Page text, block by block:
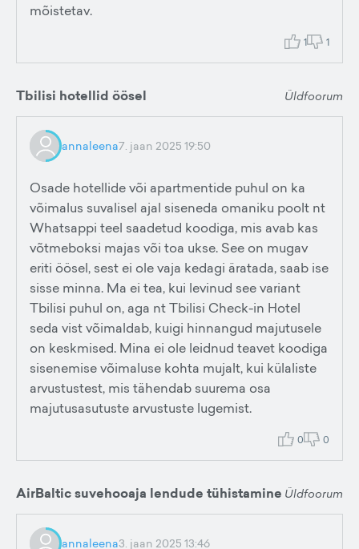
mõistetav.
1 1
Tbilisi hotellid öösel Üldfoorum
annaleena7. jaan 2025 19:50
Osade hotellide või apartmentide puhul on ka
võimalus suvalisel ajal siseneda omaniku poolt nt
Whatsappi teel saadetud koodiga, mis avab kas
võtmeboksi majas või toa ukse. See on mugav
eriti öösel, sest ei ole vaja kedagi äratada, saab ise
sisse minna. Ma ei tea, kui levinud see variant
Tbilisi puhul on, aga nt Tbilisi Check-in Hotel
seda vist võimaldab, kuigi hinnangud majutusele
on keskmised. Mina ei ole leidnud teavet koodiga
sisenemise võimaluse kohta mujalt, kui külaliste
arvustustest, mis tähendab suurema osa
majutusasutuste arvustuste lugemist.
0 0
AirBaltic suvehooaja lendude tühistamine Üldfoorum
annaleena3. jaan 2025 13:46